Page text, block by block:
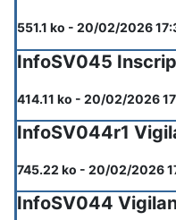
551.1 ko - 20/02/2026
InfoSV045
414.11 ko - 20/02/2026
InfoSV044r1
745.22 ko - 20/02/2026
InfoSV044